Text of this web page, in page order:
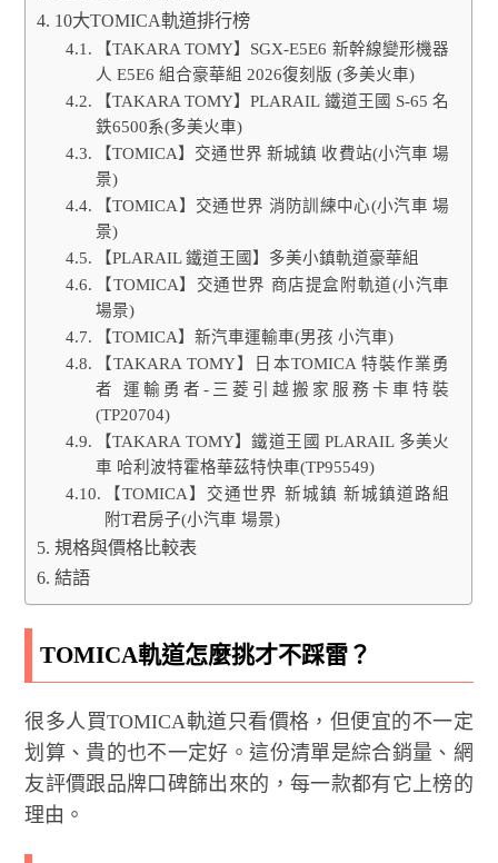
10大TOMICA軌道排行榜
【TAKARA TOMY】SGX-E5E6 新幹線變形機器
人 E5E6 組合豪華組 2026復刻版 (多美火車)
【TAKARA TOMY】PLARAIL 鐵道王國 S-65 名
鉄6500系(多美火車)
【TOMICA】交通世界 新城鎮 收費站(小汽車 場
景)
【TOMICA】交通世界 消防訓練中心(小汽車 場
景)
【PLARAIL 鐵道王國】多美小鎮軌道豪華組
【TOMICA】交通世界 商店提盒附軌道(小汽車
場景)
【TOMICA】新汽車運輸車(男孩 小汽車)
【TAKARA TOMY】日本TOMICA 特裝作業勇
者 運輸勇者-三菱引越搬家服務卡車特裝
(TP20704)
【TAKARA TOMY】鐵道王國 PLARAIL 多美火
車 哈利波特霍格華茲特快車(TP95549)
【TOMICA】交通世界 新城鎮 新城鎮道路組
附T君房子(小汽車 場景)
規格與價格比較表
結語
TOMICA軌道怎麼挑才不踩雷？
很多人買TOMICA軌道只看價格，但便宜的不一定
划算、貴的也不一定好。這份清單是綜合銷量、網
友評價跟品牌口碑篩出來的，每一款都有它上榜的
理由。